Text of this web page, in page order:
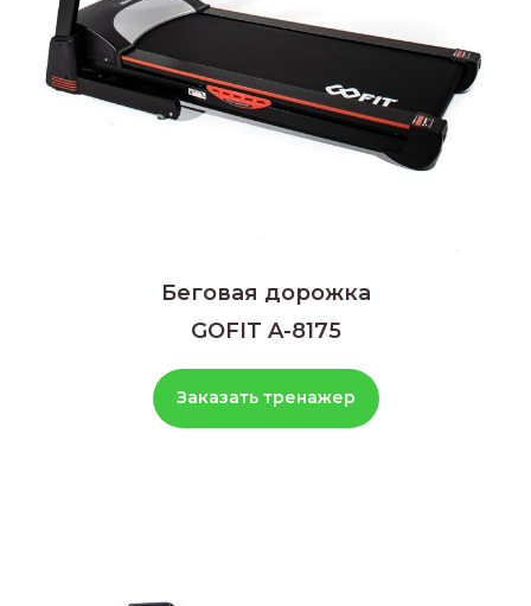
Беговая дорожка
GOFIT A-8175
Заказать тренажер